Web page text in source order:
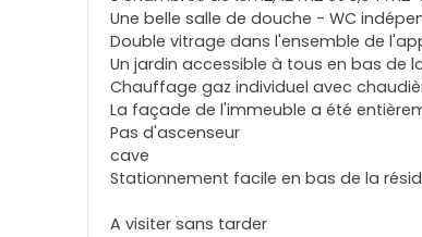
Une belle salle de douche - WC
Double vitrage dans l'ensemble de
Un jardin accessible à tous en bas de
Chauffage gaz individuel avec
La façade de l'immeuble a été
Pas d'ascenseur
cave
Stationnement facile en bas de la
A visiter sans tarder